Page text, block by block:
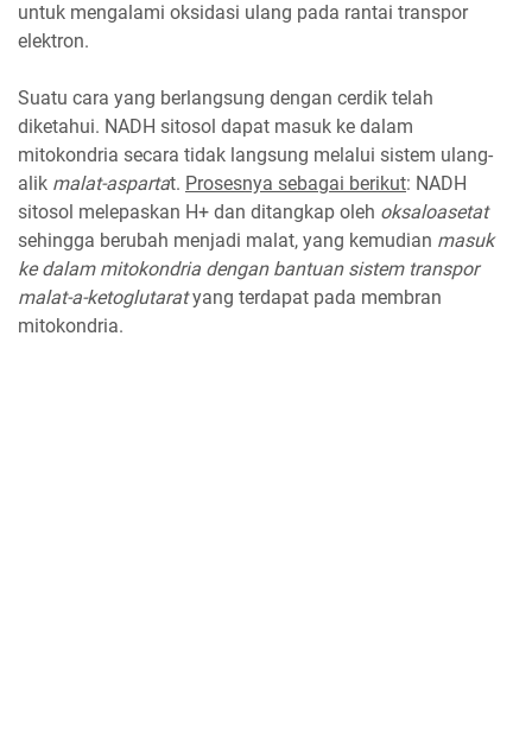
untuk mengalami oksidasi ulang pada rantai transpor
elektron.
Suatu cara yang berlangsung dengan cerdik telah
diketahui. NADH sitosol dapat masuk ke dalam
mitokondria secara tidak langsung melalui sistem ulang-
alik malat-aspartat. Prosesnya sebagai berikut: NADH
sitosol melepaskan H+ dan ditangkap oleh oksaloasetat
sehingga berubah menjadi malat, yang kemudian masuk
ke dalam mitokondria dengan bantuan sistem transpor
malat-a-ketoglutaratyang terdapat pada membran
mitokondria.